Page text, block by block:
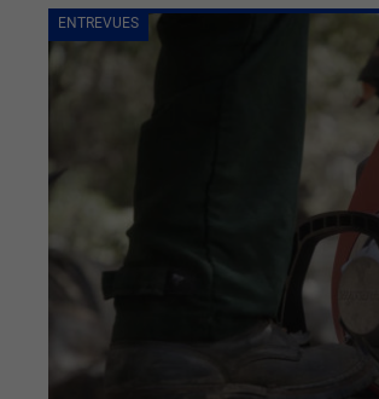
ENTREVUES